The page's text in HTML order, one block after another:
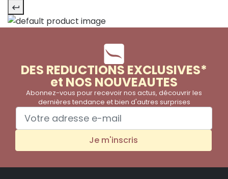
DES REDUCTIONS EXCLUSIVES*
et NOS NOUVEAUTES
Abonnez-vous pour recevoir nos actus, découvrir les
dernières tendance et bien d'autres surprises
Je m'inscris